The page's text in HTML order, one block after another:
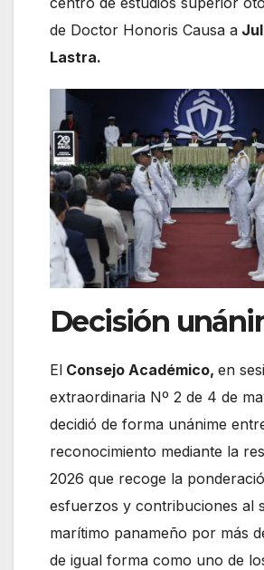
de Doctor Honoris Causa a
Lastra.
Decisión
El Consejo Académico, en
extraordinaria Nº 2 de 4 de
decidió de forma unánime
reconocimiento mediante la
2026 que recoge la
esfuerzos y contribuciones al
marítimo panameño por más
de igual forma como uno de